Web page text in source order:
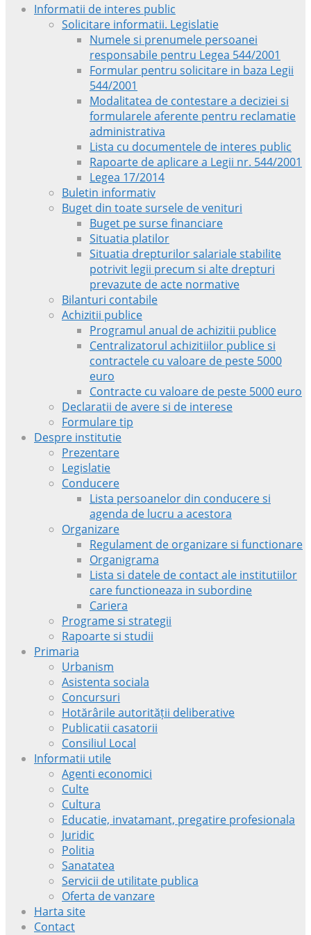
Informatii de interes public
Solicitare informatii. Legislatie
Numele si prenumele persoanei
responsabile pentru Legea 544/2001
Formular pentru solicitare in baza Legii
544/2001
Modalitatea de contestare a deciziei si
formularele aferente pentru reclamatie
administrativa
Lista cu documentele de interes public
Rapoarte de aplicare a Legii nr. 544/2001
Legea 17/2014
Buletin informativ
Buget din toate sursele de venituri
Buget pe surse financiare
Situatia platilor
Situatia drepturilor salariale stabilite
potrivit legii precum si alte drepturi
prevazute de acte normative
Bilanturi contabile
Achizitii publice
Programul anual de achizitii publice
Centralizatorul achizitiilor publice si
contractele cu valoare de peste 5000
euro
Contracte cu valoare de peste 5000 euro
Declaratii de avere si de interese
Formulare tip
Despre institutie
Prezentare
Legislatie
Conducere
Lista persoanelor din conducere si
agenda de lucru a acestora
Organizare
Regulament de organizare si functionare
Organigrama
Lista si datele de contact ale institutiilor
care functioneaza in subordine
Cariera
Programe si strategii
Rapoarte si studii
Primaria
Urbanism
Asistenta sociala
Concursuri
Hotărârile autorității deliberative
Publicatii casatorii
Consiliul Local
Informatii utile
Agenti economici
Culte
Cultura
Educatie, invatamant, pregatire profesionala
Juridic
Politia
Sanatatea
Servicii de utilitate publica
Oferta de vanzare
Harta site
Contact